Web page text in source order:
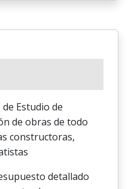
Estudio de
de obras de todo
constructoras,
detallado